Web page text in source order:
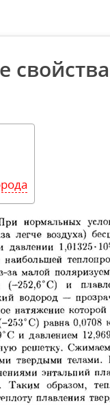
свойства